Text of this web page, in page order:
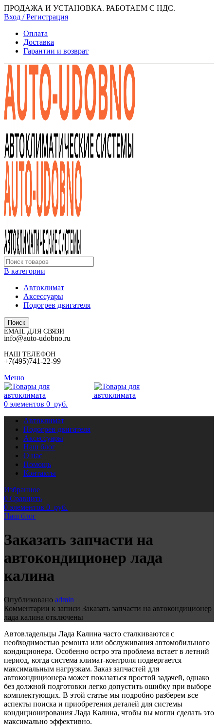
ПРОДАЖА И УСТАНОВКА. РАБОТАЕМ С НДС.
Вход / Регистрация
Оплата
Доставка
Гарантии и возврат
В категории
Автоклимат
Аксессуары
Подогрев двигателя
Поиск
EMAIL ДЛЯ СВЯЗИ
info@auto-udobno.ru
НАШ ТЕЛЕФОН
+7(495)741-22-99
Меню
0 элементов 0 руб.
Автоклимат
Подогрев двигателя
Аксессуары
Наш блог
О нас
Помощь
Контакты
Избранное
0 Сравнить
0 элементов 0 руб.
Наш блог
Заказать запчасти на
автокондиционер лада
калина
Опубликовано admin
Комментарии к записи Заказать запчасти на автокондиционер
лада калина отключены
Автовладельцы Лада Калина часто сталкиваются с
необходимостью ремонта или обслуживания автомобильного
кондиционера. Особенно остро эта проблема встает в летний
период, когда система климат-контроля подвергается
максимальным нагрузкам. Заказ запчастей для
автокондиционера может показаться простой задачей, однако
без должной подготовки легко допустить ошибку при выборе
комплектующих. В этой статье мы подробно разберем все
аспекты поиска и приобретения деталей для системы
кондиционирования Лада Калина, чтобы вы могли сделать это
максимально эффективно.